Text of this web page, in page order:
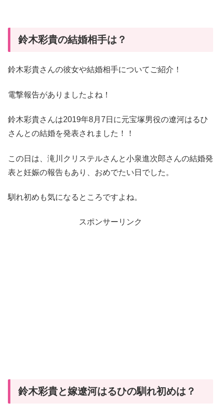
鈴木彩貴の結婚相手は？
鈴木彩貴さんの彼女や結婚相手についてご紹介！
電撃報告がありましたよね！
鈴木彩貴さんは2019年8月7日に元宝塚男役の遼河はるひ
さんとの結婚を発表されました！！
この日は、滝川クリステルさんと小泉進次郎さんの結婚発
表と妊娠の報告もあり、おめでたい日でした。
馴れ初めも気になるところですよね。
スポンサーリンク
鈴木彩貴と嫁遼河はるひの馴れ初めは？